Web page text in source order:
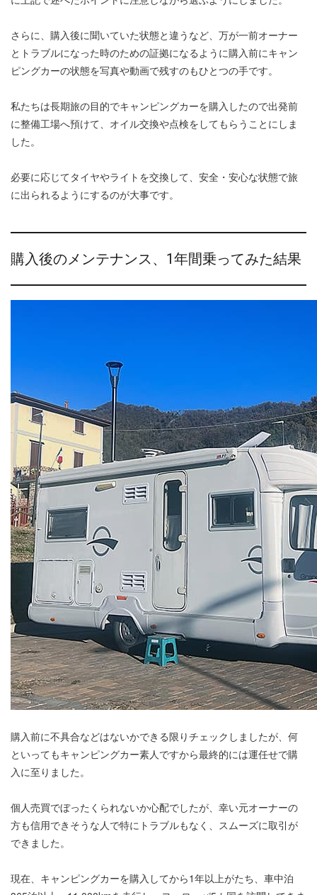
さらに、購入後に聞いていた状態と違うなど、万が一前オーナー
とトラブルになった時のための証拠になるように購入前にキャン
ピングカーの状態を写真や動画で残すのもひとつの手です。
私たちは長期旅の目的でキャンピングカーを購入したので出発前
に整備工場へ預けて、オイル交換や点検をしてもらうことにしま
した。
必要に応じてタイヤやライトを交換して、安全・安心な状態で旅
に出られるようにするのが大事です。
購入後のメンテナンス、1年間乗ってみた結果
購入前に不具合などはないかできる限りチェックしましたが、何
といってもキャンピングカー素人ですから最終的には運任せで購
入に至りました。
個人売買でぼったくられないか心配でしたが、幸い元オーナーの
方も信用できそうな人で特にトラブルもなく、スムーズに取引が
できました。
現在、キャンピングカーを購入してから1年以上がたち、車中泊